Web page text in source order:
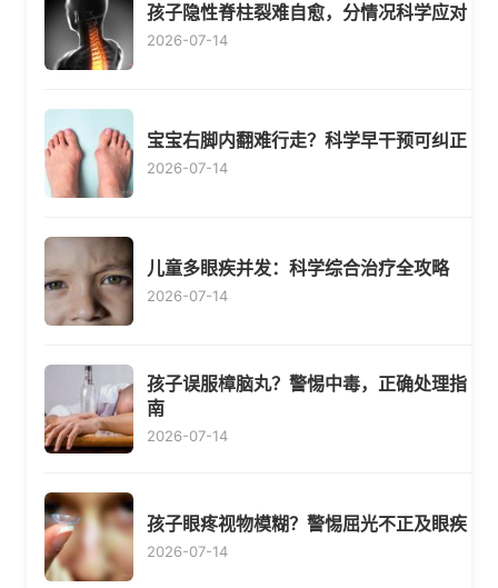
孩子隐性脊柱裂难自愈，分情况科学应对
2026-07-14
宝宝右脚内翻难行走？科学早干预可纠正
2026-07-14
儿童多眼疾并发：科学综合治疗全攻略
2026-07-14
孩子误服樟脑丸？警惕中毒，正确处理指
南
2026-07-14
孩子眼疼视物模糊？警惕屈光不正及眼疾
2026-07-14